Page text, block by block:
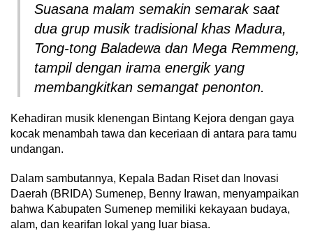
Suasana malam semakin semarak saat
dua grup musik tradisional khas Madura,
Tong-tong Baladewa dan Mega Remmeng,
tampil dengan irama energik yang
membangkitkan semangat penonton.
Kehadiran musik klenengan Bintang Kejora dengan gaya
kocak menambah tawa dan keceriaan di antara para tamu
undangan.
Dalam sambutannya, Kepala Badan Riset dan Inovasi
Daerah (BRIDA) Sumenep, Benny Irawan, menyampaikan
bahwa Kabupaten Sumenep memiliki kekayaan budaya,
alam, dan kearifan lokal yang luar biasa.